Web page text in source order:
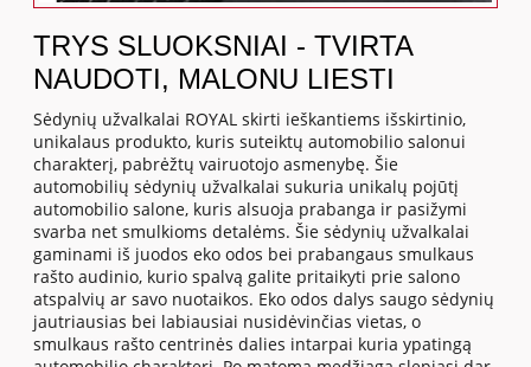
TRYS SLUOKSNIAI - TVIRTA
NAUDOTI, MALONU LIESTI
Sėdynių užvalkalai ROYAL skirti ieškantiems išskirtinio,
unikalaus produkto, kuris suteiktų automobilio salonui
charakterį, pabrėžtų vairuotojo asmenybę. Šie
automobilių sėdynių užvalkalai sukuria unikalų pojūtį
automobilio salone, kuris alsuoja prabanga ir pasižymi
svarba net smulkioms detalėms. Šie sėdynių užvalkalai
gaminami iš juodos eko odos bei prabangaus smulkaus
rašto audinio, kurio spalvą galite pritaikyti prie salono
atspalvių ar savo nuotaikos. Eko odos dalys saugo sėdynių
jautriausias bei labiausiai nusidėvinčias vietas, o
smulkaus rašto centrinės dalies intarpai kuria ypatingą